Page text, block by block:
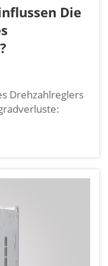
Die
Drehzahlreglers
,
Die
Drehzahlregler
Wechselrichter